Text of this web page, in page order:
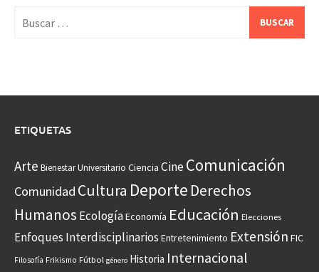
ETIQUETAS
Arte Bienestar Universitario Ciencia CineComunicación
Comunidad Cultura Deporte Derechos
Humanos EcologíaEconomía Educación Elecciones
Enfoques Interdisciplinarios Entretenimiento Extensión FIC
Filosofía Frikismo Fútbol género Historia Internacional